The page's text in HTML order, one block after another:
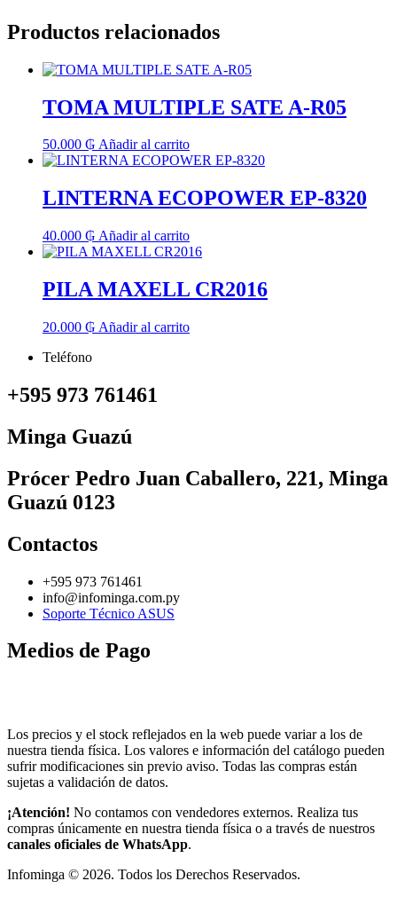
Productos relacionados
TOMA MULTIPLE SATE A-R05
50.000 ₲ Añadir al carrito
LINTERNA ECOPOWER EP-8320
40.000 ₲ Añadir al carrito
PILA MAXELL CR2016
20.000 ₲ Añadir al carrito
Teléfono
+595 973 761461
Minga Guazú
Prócer Pedro Juan Caballero, 221, Minga
Guazú 0123
Contactos
+595 973 761461
info@infominga.com.py
Soporte Técnico ASUS
Medios de Pago
Los precios y el stock reflejados en la web puede variar a los de
nuestra tienda física. Los valores e información del catálogo pueden
sufrir modificaciones sin previo aviso. Todas las compras están
sujetas a validación de datos.
¡Atención! No contamos con vendedores externos. Realiza tus
compras únicamente en nuestra tienda física o a través de nuestros
canales oficiales de WhatsApp.
Infominga © 2026. Todos los Derechos Reservados.